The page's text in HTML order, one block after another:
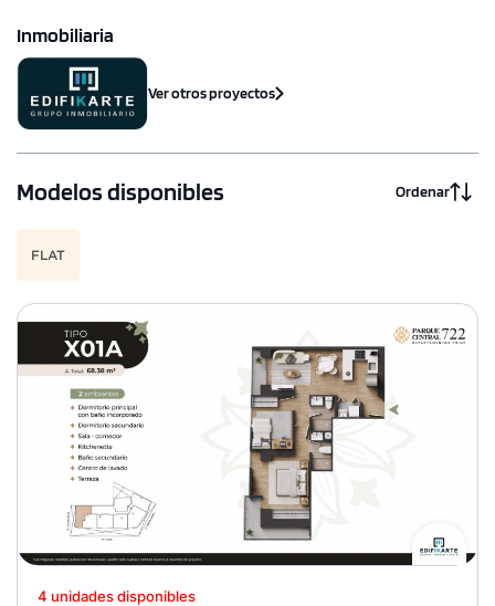
Inmobiliaria
Ver otros proyectos
Modelos disponibles Ordenar
FLAT
4 unidades disponibles